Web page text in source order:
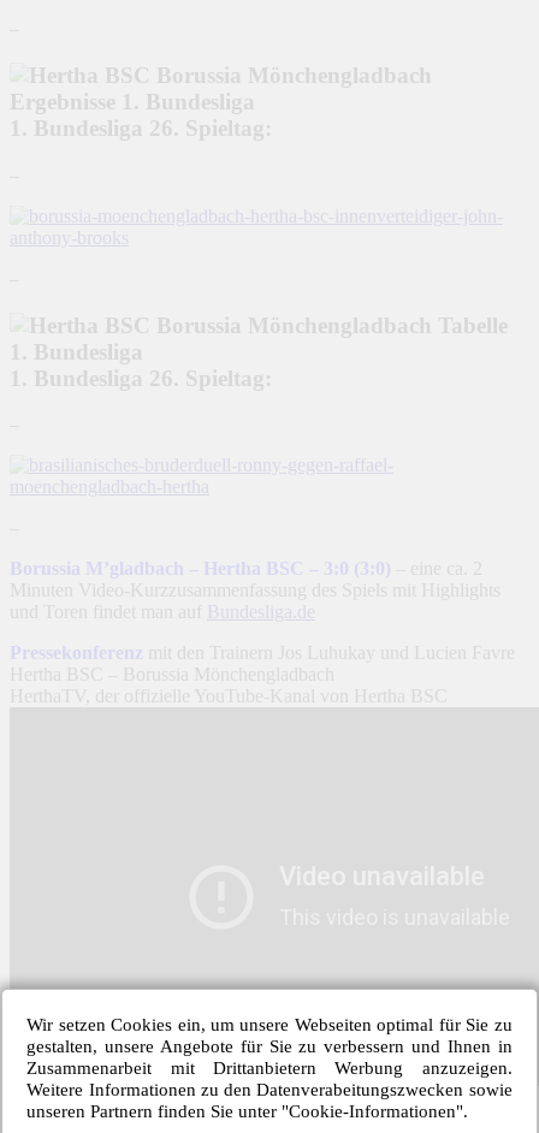
1. Bundesliga 26. Spieltag:
1. Bundesliga 26. Spieltag:
Borussia M’gladbach – Hertha BSC – 3:0 (3:0) – eine ca. 2
Minuten Video-Kurzzusammenfassung des Spiels mit Highlights
und Toren findet man auf Bundesliga.de
Pressekonferenz mit den Trainern Jos Luhukay und Lucien Favre
Hertha BSC – Borussia Mönchengladbach
HerthaTV, der offizielle YouTube-Kanal von Hertha BSC
Kategorien:Bundesliga,Hertha BSC Berlin| Schlagwörter:
Wir setzen Cookies ein, um unsere Webseiten optimal für Sie zu
gestalten, unsere Angebote für Sie zu verbessern und Ihnen in
Zusammenarbeit mit Drittanbietern Werbung anzuzeigen.
Weitere Informationen zu den Datenverabeitungszwecken sowie
unseren Partnern finden Sie unter "Cookie-Informationen".